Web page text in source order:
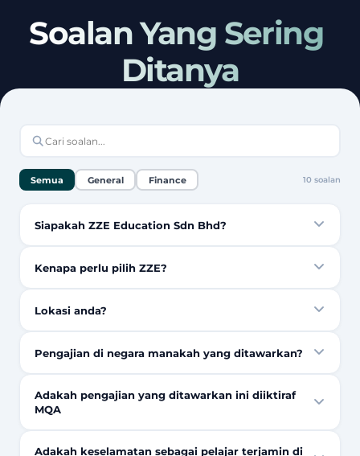
Soalan Yang Sering
Ditanya
Semua General Finance 10 soalan
Siapakah ZZE Education Sdn Bhd?
Kenapa perlu pilih ZZE?
Lokasi anda?
Pengajian di negara manakah yang ditawarkan?
Adakah pengajian yang ditawarkan ini diiktiraf
MQA
Adakah keselamatan sebagai pelajar terjamin di